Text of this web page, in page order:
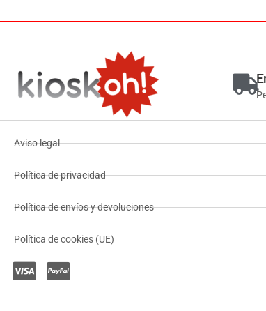
Aviso legal
Política de privacidad
Política de envíos y devoluciones
Política de cookies (UE)